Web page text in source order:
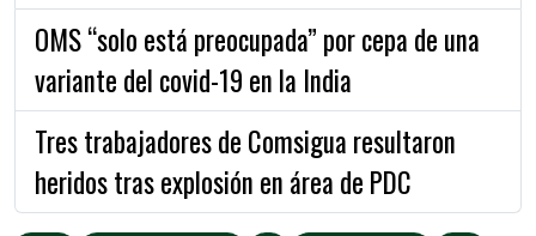
OMS “solo está preocupada” por cepa de una
variante del covid-19 en la India
Tres trabajadores de Comsigua resultaron
heridos tras explosión en área de PDC